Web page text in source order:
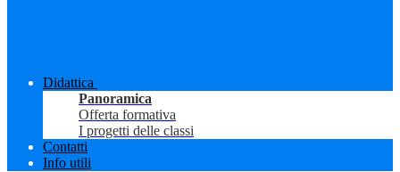
Didattica
Panoramica
Offerta formativa
I progetti delle classi
Contatti
Info utili